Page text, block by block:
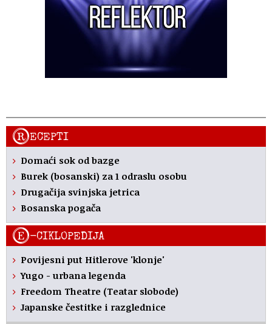
RECEPTI
Domaći sok od bazge
Burek (bosanski) za 1 odraslu osobu
Drugačija svinjska jetrica
Bosanska pogača
E-CIKLOPEDIJA
Povijesni put Hitlerove 'klonje'
Yugo - urbana legenda
Freedom Theatre (Teatar slobode)
Japanske čestitke i razglednice